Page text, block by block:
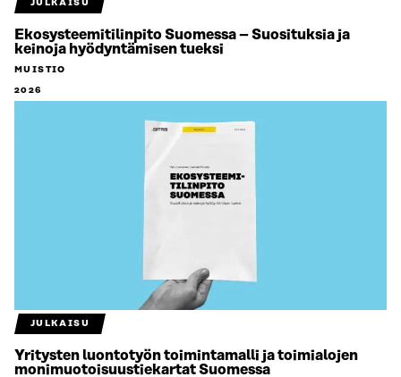
JULKAISU
Ekosysteemitilinpito Suomessa – Suosituksia ja
keinoja hyödyntämisen tueksi
MUISTIO
2026
JULKAISU
Yritysten luontotyön toimintamalli ja toimialojen
monimuotoisuustiekartat Suomessa